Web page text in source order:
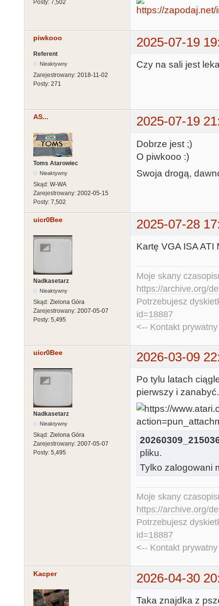
Posty: 7,502
piwkooo 2025-07-19
Referent
Nieaktywny
Zarejestrowany: 2018-11-02
Posty: 271
Czy na sali jest
AS... 2025-07-19
Toms Atarowiec
Nieaktywny
Skąd: W-WA
Zarejestrowany: 2002-05-15
Posty: 7,502
Dobrze jest ;)
O piwkooo :)
Swoja drogą,
uicr0Bee 2025-07-28
Nadkasetarz
Nieaktywny
Skąd: Zielona Góra
Zarejestrowany: 2007-05-07
Posty: 5,495
Kartę VGA ISA
Moje skany
https://archive.org/
Potrzebujesz
id=18887
<-- Kontakt
uicr0Bee 2026-03-09
Nadkasetarz
Nieaktywny
Skąd: Zielona Góra
Zarejestrowany: 2007-05-07
Posty: 5,495
Po tylu latach
pierwszy i zanabyć.
pliku.
Tylko zalogowani
Moje skany
https://archive.org/
Potrzebujesz
id=18887
<-- Kontakt
Kacper 2026-04-30
Taka znajdka z